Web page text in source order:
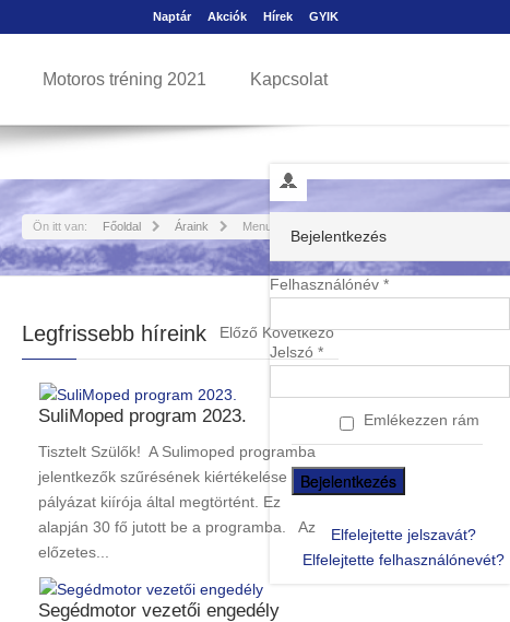
Naptár Akciók Hírek GYIK
Motoros tréning 2021 Kapcsolat
Bejelentkezés
Felhasználónév *
Jelszó *
Emlékezzen rám
Elfelejtette jelszavát?
Elfelejtette felhasználónevét?
Ön itt van: Főoldal Áraink Menu - fooldal
Legfrissebb híreink Előző Következő
SuliMoped program 2023.
Tisztelt Szülők! A Sulimoped programba
jelentkezők szűrésének kiértékelése a
pályázat kiírója által megtörtént. Ez
alapján 30 fő jutott be a programba. Az
előzetes...
Segédmotor vezetői engedély